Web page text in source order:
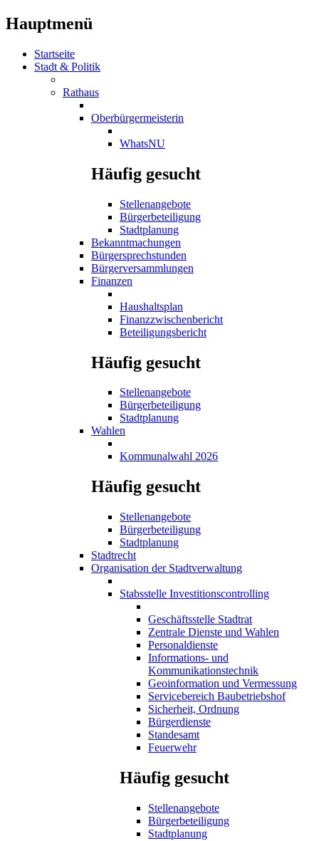
Hauptmenü
Startseite
Stadt & Politik
Rathaus
Oberbürgermeisterin
WhatsNU
Häufig gesucht
Stellenangebote
Bürgerbeteiligung
Stadtplanung
Bekanntmachungen
Bürgersprechstunden
Bürgerversammlungen
Finanzen
Haushaltsplan
Finanzzwischenbericht
Beteiligungsbericht
Häufig gesucht
Stellenangebote
Bürgerbeteiligung
Stadtplanung
Wahlen
Kommunalwahl 2026
Häufig gesucht
Stellenangebote
Bürgerbeteiligung
Stadtplanung
Stadtrecht
Organisation der Stadtverwaltung
Stabsstelle Investitionscontrolling
Geschäftsstelle Stadtrat
Zentrale Dienste und Wahlen
Personaldienste
Informations- und
Kommunikationstechnik
Geoinformation und Vermessung
Servicebereich Baubetriebshof
Sicherheit, Ordnung
Bürgerdienste
Standesamt
Feuerwehr
Häufig gesucht
Stellenangebote
Bürgerbeteiligung
Stadtplanung